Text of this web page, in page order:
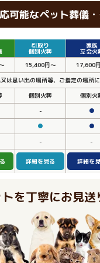
可能なペット葬儀
引取り
個別火葬
家族
立会火
15,400円～ 17,600
は思い出の場所等、ご指定の場所に
個別火葬 個別火
- ●
● ●
- -
詳細を見る 詳細を
トを丁寧にお見送